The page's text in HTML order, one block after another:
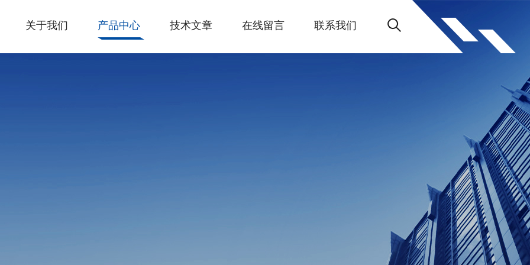
关于我们 产品中心 技术文章 在线留言 联系我们